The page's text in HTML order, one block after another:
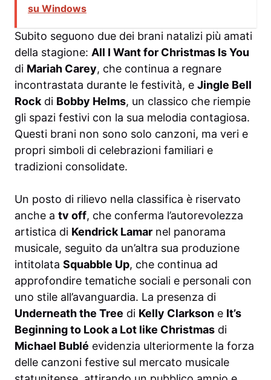
su Windows
Subito seguono due dei brani natalizi più amati
della stagione: All I Want for Christmas Is You
di Mariah Carey, che continua a regnare
incontrastata durante le festività, e Jingle Bell
Rock di Bobby Helms, un classico che riempie
gli spazi festivi con la sua melodia contagiosa.
Questi brani non sono solo canzoni, ma veri e
propri simboli di celebrazioni familiari e
tradizioni consolidate.
Un posto di rilievo nella classifica è riservato
anche a tv off, che conferma l’autorevolezza
artistica di Kendrick Lamar nel panorama
musicale, seguito da un’altra sua produzione
intitolata Squabble Up, che continua ad
approfondire tematiche sociali e personali con
uno stile all’avanguardia. La presenza di
Underneath the Tree di Kelly Clarkson e It’s
Beginning to Look a Lot like Christmas di
Michael Bublé evidenzia ulteriormente la forza
delle canzoni festive sul mercato musicale